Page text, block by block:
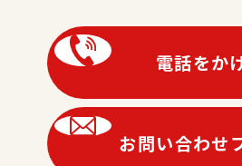
電話をか
お問い合わせ